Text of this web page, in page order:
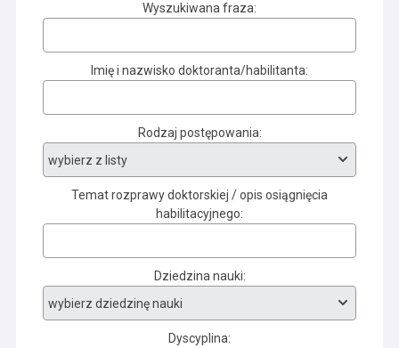
Wyszukiwana fraza
Imię i nazwisko doktoranta/habilitanta
Rodzaj postępowania
Temat rozprawy doktorskiej / opis osiągnięcia
habilitacyjnego
Dziedzina nauki
Dyscyplina